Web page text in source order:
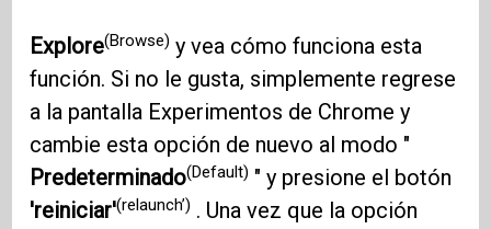
Explore(Browse) y vea cómo funciona esta
función. Si no le gusta, simplemente regrese
a la pantalla Experimentos de Chrome y
cambie esta opción de nuevo al modo "
Predeterminado(Default) " y presione el botón
'reiniciar'(relaunch’) . Una vez que la opción